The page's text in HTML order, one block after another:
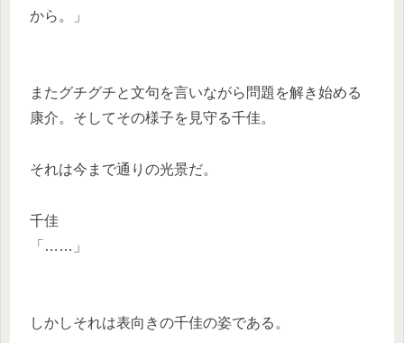
から。」
またグチグチと文句を言いながら問題を解き始める
康介。そしてその様子を見守る千佳。
それは今まで通りの光景だ。
千佳
「……」
しかしそれは表向きの千佳の姿である。